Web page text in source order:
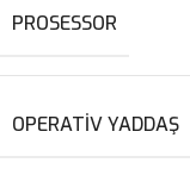
PROSESSOR
OPERATIV YADDAŞ